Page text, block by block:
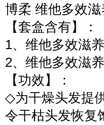
博柔 维他多效
【套盒含有】：
1、维他多效滋
2、维他多效滋
【功效】：
◇为干燥头发提
令干枯头发恢复